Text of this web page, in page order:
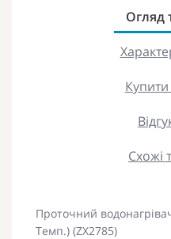
Огляд
Схожі
Проточний
Темп.) (ZX2785)